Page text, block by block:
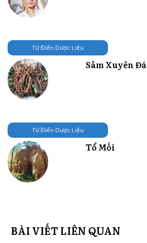
Từ Điển Dược Liệu
Sâm Xuyên Đá
Từ Điển Dược Liệu
Tổ Mối
BÀI VIẾT LIÊN QUAN